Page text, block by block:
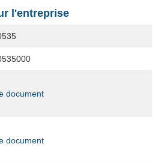
l'entreprise
document
document